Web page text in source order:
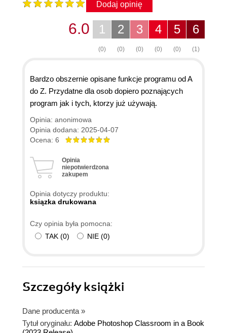
Dodaj opinię
6
(1)
5
(0)
4
(0)
3
(0)
2
(0)
1
(0)
6.0
Bardzo obszernie opisane funkcje programu od A
do Z. Przydatne dla osob dopiero poznających
program jak i tych, ktorzy już używają.
Opinia: anonimowa
Opinia dodana: 2025-04-07
Ocena: 6
Opinia
niepotwierdzona
zakupem
Opinia dotyczy produktu:
ksiązka drukowana
Czy opinia była pomocna:
TAK (0) NIE (0)
Szczegółyksiążki
Dane producenta »
Tytuł oryginału: Adobe Photoshop Classroom in a Book